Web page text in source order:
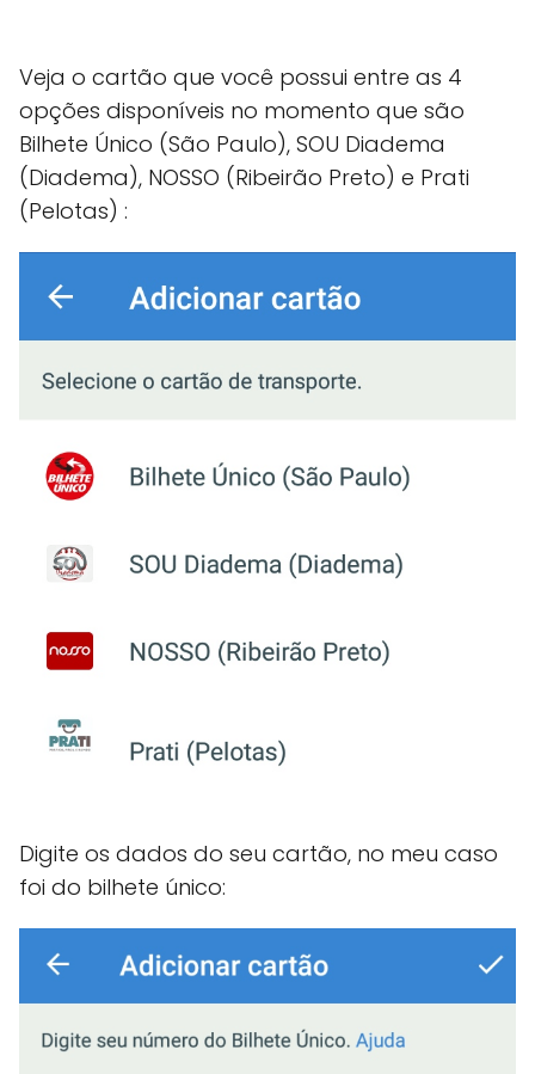
Veja o cartão que você possui entre as 4
opções disponíveis no momento que são
Bilhete Único (São Paulo), SOU Diadema
(Diadema), NOSSO (Ribeirão Preto) e Prati
(Pelotas) :
Digite os dados do seu cartão, no meu caso
foi do bilhete único: